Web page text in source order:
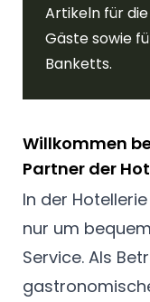
Artikeln für
Gäste sowie
Banketts.
Willkommen
Partner der
In der
nur um
Service. Als